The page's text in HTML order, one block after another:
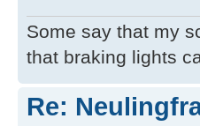
Some say that my
that braking lights
Re: